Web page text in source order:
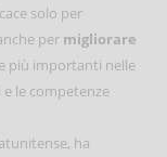
solo per
per migliorare
più importanti nelle
le competenze
ha